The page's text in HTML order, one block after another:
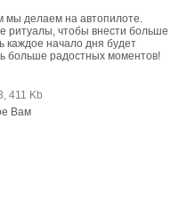
делаем на автопилоте.
ритуалы, чтобы внести больше
каждое начало дня будет
больше радостных моментов!
411 Kb